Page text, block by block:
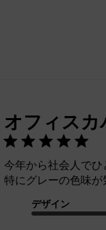
オフィス
今年から社会人で
特にグレーの色味
デザイン